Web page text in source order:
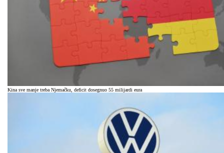
Kina sve manje treba Njemačku, deficit dosegnuo 55 milijardi eura